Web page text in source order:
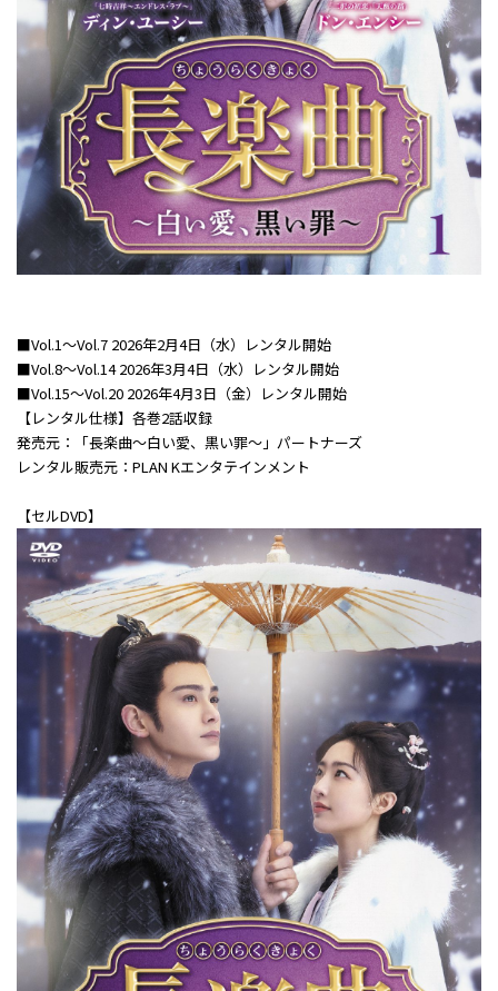
■Vol.1～Vol.7 2026年2月4日（水）レンタル開始
■Vol.8～Vol.14 2026年3月4日（水）レンタル開始
■Vol.15～Vol.20 2026年4月3日（金）レンタル開始
【レンタル仕様】各巻2話収録
発売元：「長楽曲～白い愛、黒い罪～」パートナーズ
レンタル販売元：PLAN Kエンタテインメント
【セルDVD】